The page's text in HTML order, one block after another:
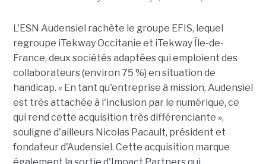
L'ESN Audensiel rachète le groupe EFIS, lequel
regroupe iTekway Occitanie et iTekway Île-de-
France, deux sociétés adaptées qui emploient des
collaborateurs (environ 75 %) en situation de
handicap. « En tant qu'entreprise à mission, Audensiel
est très attachée à l'inclusion par le numérique, ce
qui rend cette acquisition très différenciante »,
souligne d'ailleurs Nicolas Pacault, président et
fondateur d'Audensiel. Cette acquisition marque